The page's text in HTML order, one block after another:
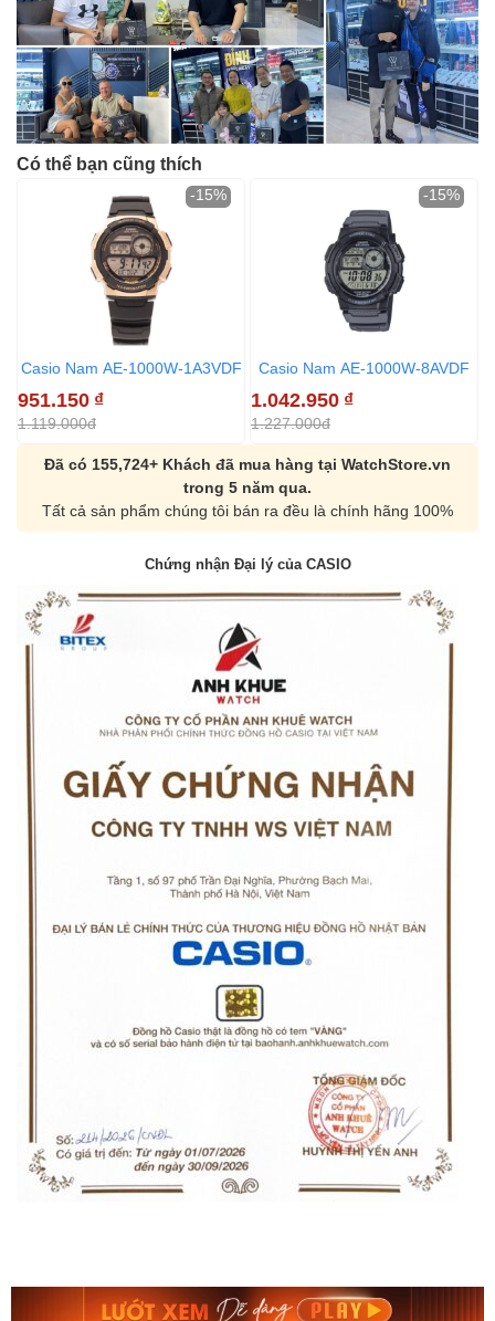
Có thể bạn cũng thích
Casio Nam AE-1000W-1A3VDF
951.150 ₫
1.119.000đ
-15%
Casio Nam AE-1000W-8AVDF
1.042.950 ₫
1.227.000đ
-15%
Đã có 155,724+ Khách đã mua hàng tại WatchStore.vn
trong 5 năm qua.
Tất cả sản phẩm chúng tôi bán ra đều là chính hãng 100%
Chứng nhận Đại lý của CASIO
Mua ngay Mua ngay